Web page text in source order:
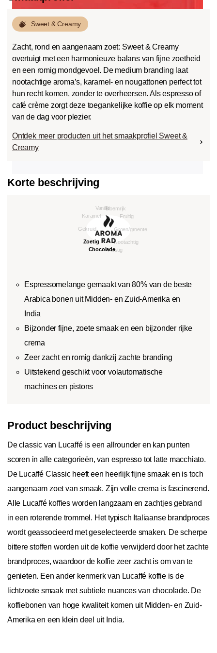
Sweet & Creamy
Zacht, rond en aangenaam zoet: Sweet & Creamy
overtuigt met een harmonieuze balans van fijne zoetheid
en een romig mondgevoel. De medium branding laat
nootachtige aroma’s, karamel- en nougattonen perfect tot
hun recht komen, zonder te overheersen. Als espresso of
café crème zorgt deze toegankelijke koffie op elk moment
van de dag voor plezier.
Ontdek meer producten uit het smaakprofiel Sweet &
Creamy
Korte beschrijving
Espressomelange gemaakt van 80% van de beste
Arabica bonen uit Midden- en Zuid-Amerika en
India
Bijzonder fijne, zoete smaak en een bijzonder rijke
crema
Zeer zacht en romig dankzij zachte branding
Uitstekend geschikt voor volautomatische
machines en pistons
Product beschrijving
De classic van Lucaffé is een allrounder en kan punten
scoren in alle categorieën, van espresso tot latte macchiato.
De Lucaffé Classic heeft een heerlijk fijne smaak en is toch
aangenaam zoet van smaak. Zijn volle crema is fascinerend.
Alle Lucaffé koffies worden langzaam en zachtjes gebrand
in een roterende trommel. Het typisch Italiaanse brandproces
wordt geassocieerd met geselecteerde smaken. De scherpe
bittere stoffen worden uit de koffie verwijderd door het zachte
brandproces, waardoor de koffie zeer zacht is om van te
genieten. Een ander kenmerk van Lucaffé koffie is de
lichtzoete smaak met subtiele nuances van chocolade. De
koffiebonen van hoge kwaliteit komen uit Midden- en Zuid-
Amerika en een klein deel uit India.